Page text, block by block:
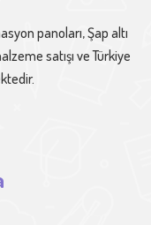
panoları, Şap altı
satışı ve Türkiye